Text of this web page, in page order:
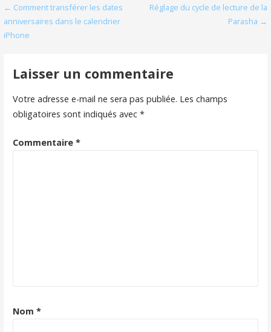
Navigation
de
← Comment transférer les dates
anniversaires dans le calendrier
iPhone
Réglage du cycle de lecture de la
Parasha →
Laisser un commentaire
Votre adresse e-mail ne sera pas publiée. Les champs
obligatoires sont indiqués avec *
Commentaire *
Nom *